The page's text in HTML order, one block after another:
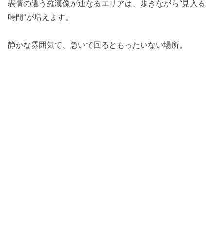
表情の違う羅漢像が連なるエリアは、歩きながら“見入る
時間”が増えます。
静かな雰囲気で、急いで回るともったいない場所。